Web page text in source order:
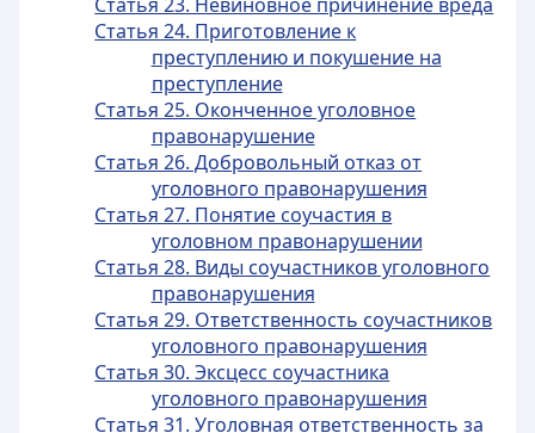
Статья 24. Приготовление к
преступлению и покушение на
преступление
Статья 25. Оконченное уголовное
правонарушение
Статья 26. Добровольный отказ от
уголовного правонарушения
Статья 27. Понятие соучастия в
уголовном правонарушении
Статья 28. Виды соучастников уголовного
правонарушения
Статья 29. Ответственность соучастников
уголовного правонарушения
Статья 30. Эксцесс соучастника
уголовного правонарушения
Статья 31. Уголовная ответственность за